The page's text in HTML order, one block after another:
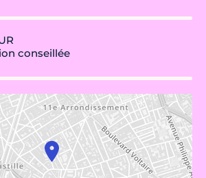
conseillée